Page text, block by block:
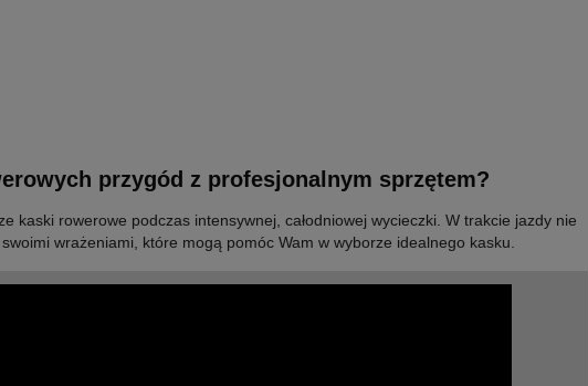
przygód z profesjonalnym sprzętem?
kaski rowerowe podczas intensywnej, całodniowej wycieczki. W trakcie jazdy nie
wrażeniami, które mogą pomóc Wam w wyborze idealnego kasku.